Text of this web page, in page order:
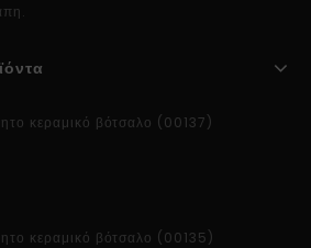
κεραμικό βότσαλο (00137)
κεραμικό βότσαλο (00135)